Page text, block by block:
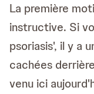
La première
instructive. Si
psoriasis', il y a
cachées
venu ici